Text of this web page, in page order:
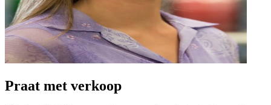
Praat met verkoop